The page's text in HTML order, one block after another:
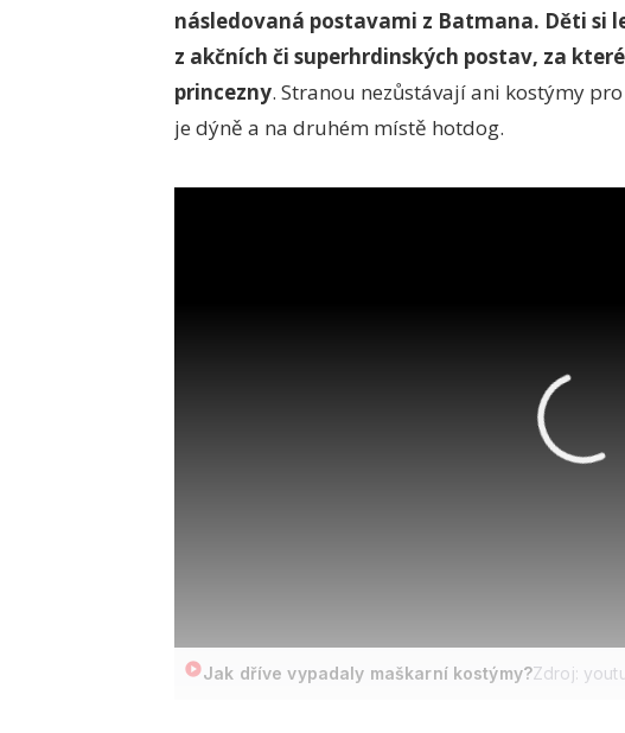
následovaná postavami z Batmana. Děti si
z akčních či superhrdinských postav, za
princezny. Stranou nezůstávají ani kostýmy
je dýně a na druhém místě hotdog.
Jak dříve vypadaly maškarní kostýmy?Zdroj: